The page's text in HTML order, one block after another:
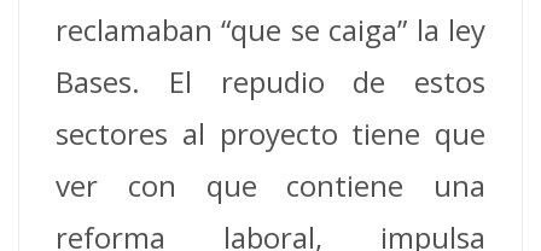
reclamaban “que se caiga” la ley
Bases. El repudio de estos
sectores al proyecto tiene que
ver con que contiene una
reforma laboral, impulsa